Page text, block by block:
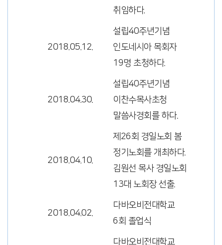
취임하다.
2018.05.12.
설립40주년기념
인도네시아 목회자
19명 초청하다.
2018.04.30.
설립40주년기념
이찬수목사초청
말씀사경회를 하다.
2018.04.10.
제26회 경일노회 봄
정기노회를 개최하다.
김원선 목사 경일노회
13대 노회장 선출.
2018.04.02.
다바오비전대학교
6회 졸업식
다바오비전대학교